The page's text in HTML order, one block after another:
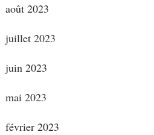
août 2023
juillet 2023
juin 2023
mai 2023
février 2023